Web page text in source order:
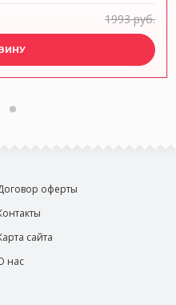
1993 руб.
оферты
сайта
нас